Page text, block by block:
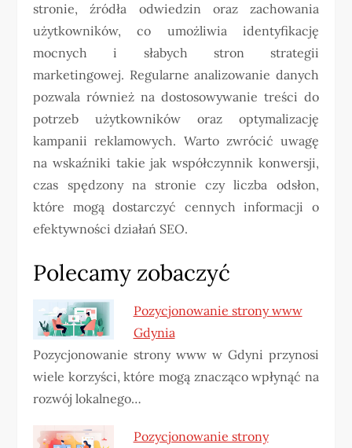
stronie, źródła odwiedzin oraz zachowania
użytkowników, co umożliwia identyfikację
mocnych i słabych stron strategii
marketingowej. Regularne analizowanie danych
pozwala również na dostosowywanie treści do
potrzeb użytkowników oraz optymalizację
kampanii reklamowych. Warto zwrócić uwagę
na wskaźniki takie jak współczynnik konwersji,
czas spędzony na stronie czy liczba odsłon,
które mogą dostarczyć cennych informacji o
efektywności działań SEO.
Polecamy zobaczyć
Pozycjonowanie strony www
Gdynia
Pozycjonowanie strony www w Gdyni przynosi
wiele korzyści, które mogą znacząco wpłynąć na
rozwój lokalnego…
Pozycjonowanie strony